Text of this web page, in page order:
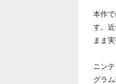
本作
す。
まま
ニン
グラ